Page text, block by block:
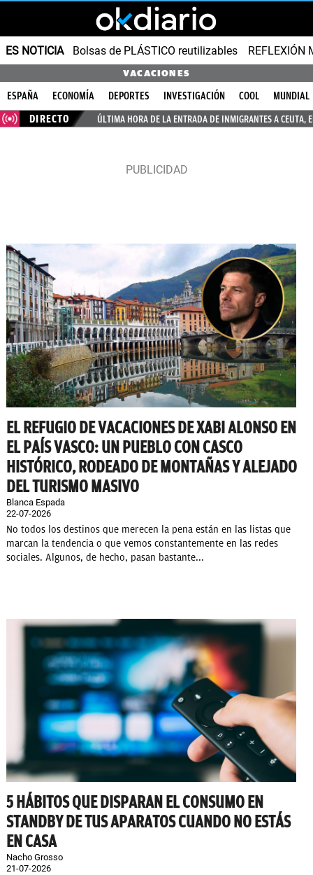
ES NOTICIA Bolsas de PLÁSTICO reutilizables REFLEXIÓN
VACACIONES
ESPAÑA ECONOMÍA DEPORTES INVESTIGACIÓN COOL
MUNDIAL
DIRECTO
ÚLTIMA HORA DE LA ENTRADA DE INMIGRANTES A CEUTA,
EL REFUGIO DE VACACIONES DE XABI ALONSO EN
EL PAÍS VASCO: UN PUEBLO CON CASCO
HISTÓRICO, RODEADO DE MONTAÑAS Y ALEJADO
DEL TURISMO MASIVO
Blanca Espada
22-07-2026
No todos los destinos que merecen la pena están en las listas que
marcan la tendencia o que vemos constantemente en las redes
sociales. Algunos, de hecho, pasan bastante...
5 HÁBITOS QUE DISPARAN EL CONSUMO EN
STANDBY DE TUS APARATOS CUANDO NO ESTÁS
EN CASA
Nacho Grosso
21-07-2026